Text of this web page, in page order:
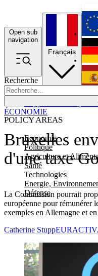
Open sub
navigation
Recherche
POLICY AREAS
Economie
Politique
Agriculture et
Santé
Technologies
Energie,
Défense
Français
Bruxelles
d'une taxe
La Commission pourrait
européenne pour rémunérer
exemples en Allemagne et
ÉCONOMIE
Catherine Stupp